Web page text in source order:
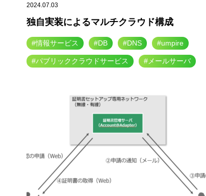
2024.07.03
独自実装によるマルチクラウド構成
#情報サービス #DB #DNS #umpire
#パブリッククラウドサービス #メールサーバ